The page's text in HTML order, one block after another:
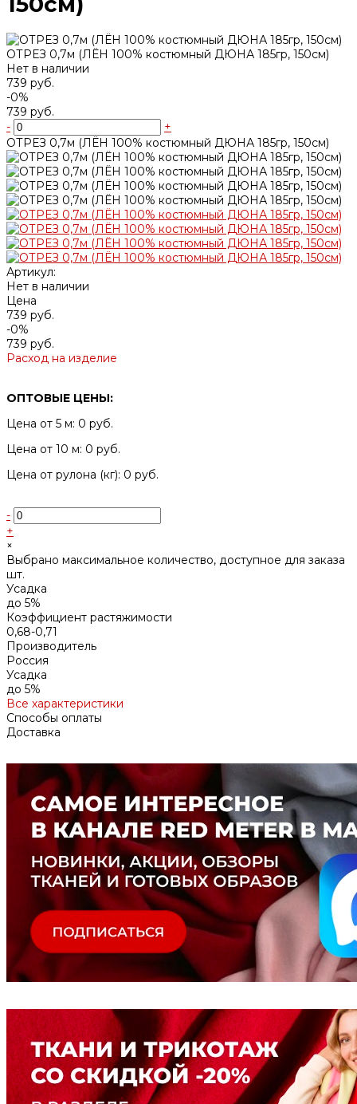
ОТРЕЗ 0,7м (ЛЁН 100% костюмный ДЮНА 185гр, 150см)
Нет в наличии
739 руб.
-0%
739 руб.
-
+
ОТРЕЗ 0,7м (ЛЁН 100% костюмный ДЮНА 185гр, 150см)
Артикул:
Нет в наличии
Цена
739 руб.
-0%
739 руб.
Расход на изделие
ОПТОВЫЕ ЦЕНЫ:
Цена от 5 м: 0 руб.
Цена от 10 м: 0 руб.
Цена от рулона (кг): 0 руб.
-
+
×
Выбрано максимальное количество, доступное для заказа
шт.
Усадка
до 5%
Коэффициент растяжимости
0,68-0,71
Производитель
Россия
Усадка
до 5%
Все характеристики
Способы оплаты
Доставка